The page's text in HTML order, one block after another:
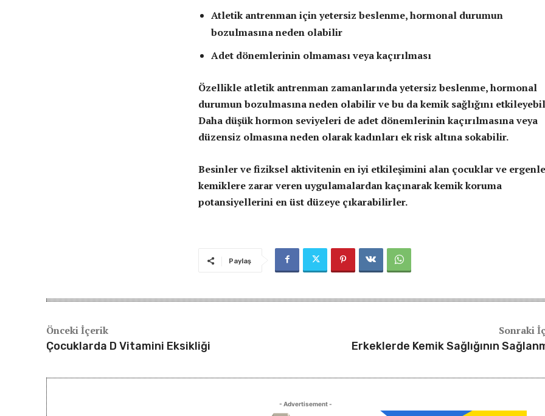
Atletik antrenman için yetersiz beslenme, hormonal durumun
bozulmasına neden olabilir
Adet dönemlerinin olmaması veya kaçırılması
Özellikle atletik antrenman zamanlarında yetersiz beslenme, hormonal
durumun bozulmasına neden olabilir ve bu da kemik sağlığını
Daha düşük hormon seviyeleri de adet dönemlerinin kaçırılmasına veya
düzensiz olmasına neden olarak kadınları ek risk altına sokabilir.
Besinler ve fiziksel aktivitenin en iyi etkileşimini alan çocuklar ve
kemiklere zarar veren uygulamalardan kaçınarak kemik koruma
potansiyellerini en üst düzeye çıkarabilirler.
Paylaş
Önceki İçerik
Çocuklarda D Vitamini Eksikliği
Sonraki
Erkeklerde Kemik Sağlığının
- Advertisement -